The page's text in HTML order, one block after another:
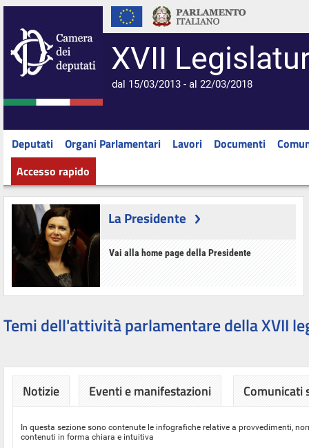
XVII
dal 15/03/2013 - al 22/03/2018
Deputati Organi Parlamentari Lavori Documenti
Accesso rapido
La Presidente
Vai alla home page della Presidente
Temi dell'attività parlamentare della XVII
Notizie Eventi e manifestazioni Comunicati
In questa sezione sono contenute le infografiche relative a provvedimenti,
contenuti in forma chiara e intuitiva